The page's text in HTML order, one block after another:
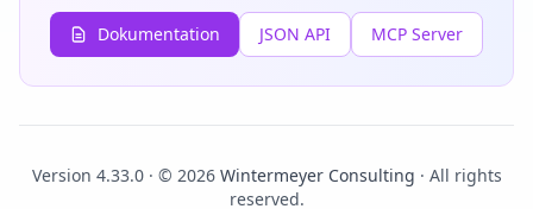
Dokumentation JSON API MCP Server
Version 4.33.0 · © 2026 Wintermeyer Consulting · All rights
reserved.